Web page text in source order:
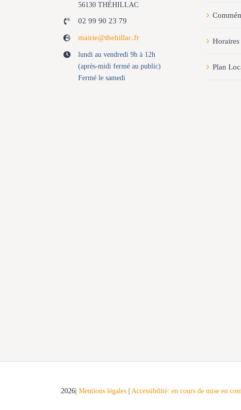
56130 THÉHILLAC
02 99 90 23 79
mairie@thehillac.fr
lundi au vendredi 9h à 12h
(après-midi fermé au public)
Fermé le samedi
Horaires
Plan
2026| Mentions légales| Accessibilité: en cours de mise en